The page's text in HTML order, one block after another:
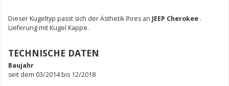
Dieser Kugeltyp passt sich der Ästhetik Ihres an JEEP Cherokee .
Lieferung mit Kugel Kappe.
TECHNISCHE DATEN
Baujahr
seit dem 03/2014 bis 12/2018